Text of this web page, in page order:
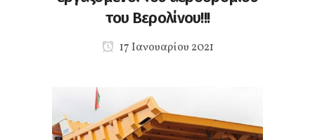
του Βερολίνου!!!
17 Ιανουαρίου 2021